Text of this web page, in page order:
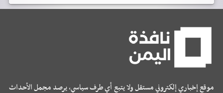
موقع إخباري إلكتروني مستقل ولا يتبع أي طرف سياسي، يرصد مجمل الأحداث